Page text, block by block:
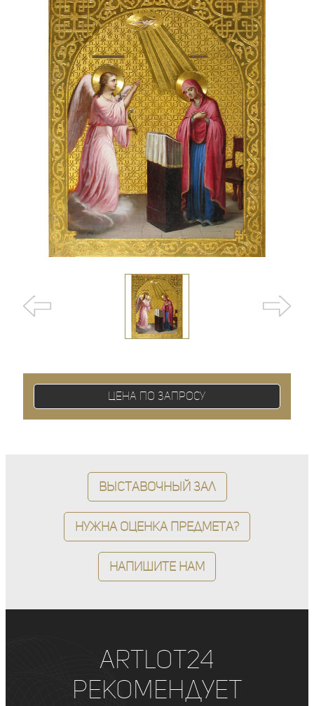
Цена по запросу
Выставочный зал
Нужна оценка предмета?
Напишите нам
ArtLot24
рекомендует